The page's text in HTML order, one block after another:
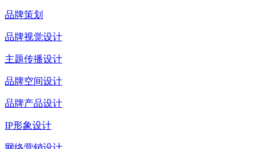
品牌策划
品牌视觉设计
主题传播设计
品牌空间设计
品牌产品设计
IP形象设计